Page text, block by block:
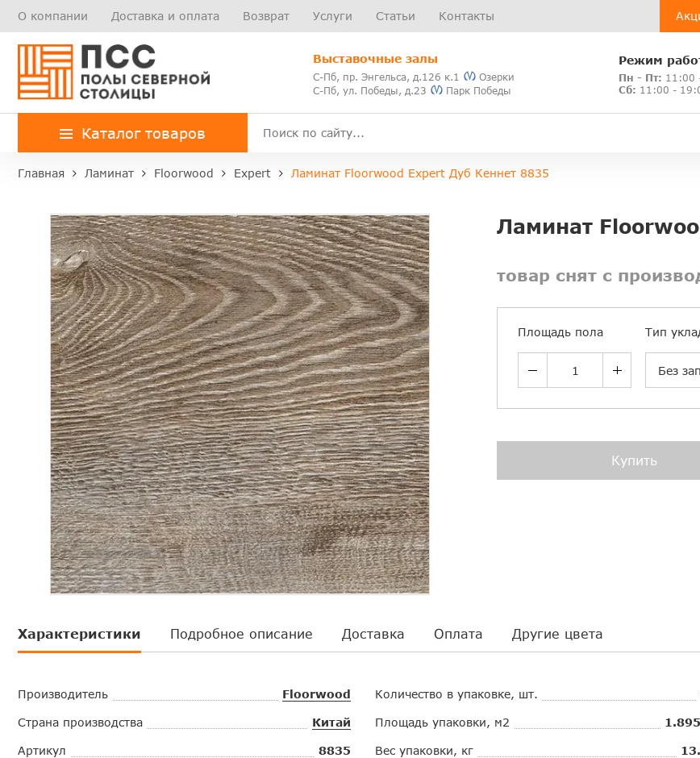
О компании Доставка и оплата Возврат Услуги Статьи Контакты
Выставочные залы
С-Пб, пр. Энгельса, д.126 к.1
Озерки
С-Пб, ул. Победы, д.23
Парк Победы
Режим
Пн - Пт: 11:00
Сб: 11:00 -
Каталог товаров
Главная Ламинат Floorwood Expert Ламинат Floorwood Expert Дуб Кеннет 8835
Ламинат
товар снят с
Площадь пола Тип
Без
Купить
Характеристики Подробное описание Доставка Оплата Другие цвета
Производитель Floorwood
Страна производства Китай
Артикул 8835
Количество в упаковке, шт.
Площадь упаковки, м2
Вес упаковки, кг